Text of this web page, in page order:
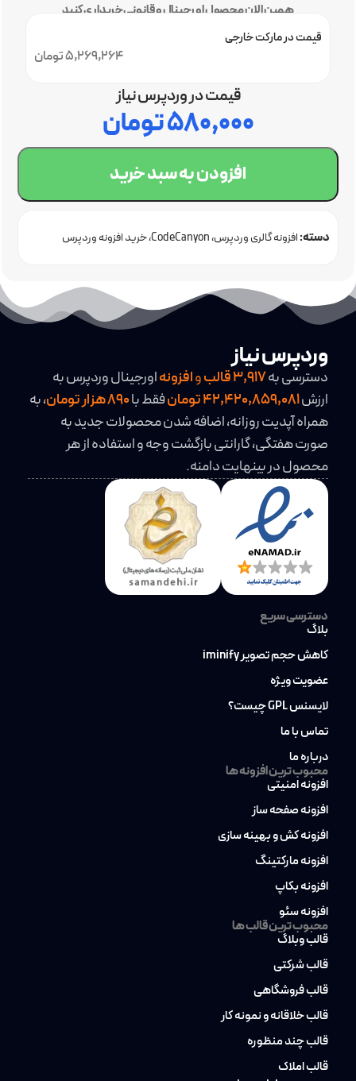
همین الان محصول اورجینال و قانونی خریداری کنید
5,269,264 تومان
قیمت در مارکت خارجی
قیمت در وردپرس نیاز
۵۸۰,۰۰۰تومان
افزودن به سبد خرید
دسته:افزونه گالری وردپرس CodeCanyon خرید افزونه وردپرس
وردپرس نیاز
دسترسی به3,917قالبوافزونهاورجینال وردپرس به
ارزش42,420,859,081 تومان فقط با
، به
همراه آپدیت روزانه، اضافه شدن محصولات جدید به
صورت هفتگی، گارانتی بازگشت وجه و استفاده از هر
محصول در بینهایت دامنه.
دسترسی سریع
بلاگ
کاهش حجم تصویر iminify
عضویت ویژه
لایسنس GPL چیست؟
تماس با ما
درباره ما
محبوب ترین افزونه ها
افزونه امنیتی
افزونه صفحه ساز
افزونه کش و بهینه سازی
افزونه مارکتینگ
افزونه بکاپ
افزونه سئو
محبوب ترین قالب ها
قالب وبلاگ
قالب شرکتی
قالب فروشگاهی
قالب خلاقانه و نمونه کار
قالب چند منظوره
قالب املاک